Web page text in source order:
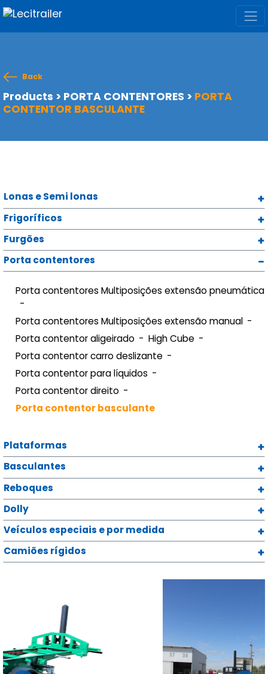
Back
Products > PORTA CONTENTORES > PORTA
CONTENTOR BASCULANTE
Lonas e Semi lonas
Frigoríficos
Furgões
Porta contentores
Porta contentores Multiposições extensão pneumática
Porta contentores Multiposições extensão manual
Porta contentor aligeirado
High Cube
Porta contentor carro deslizante
Porta contentor para líquidos
Porta contentor direito
Porta contentor basculante
Plataformas
Basculantes
Reboques
Dolly
Veículos especiais e por medida
Camiões rígidos